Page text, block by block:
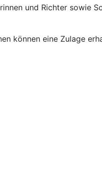
und Richter sowie
können eine Zulage